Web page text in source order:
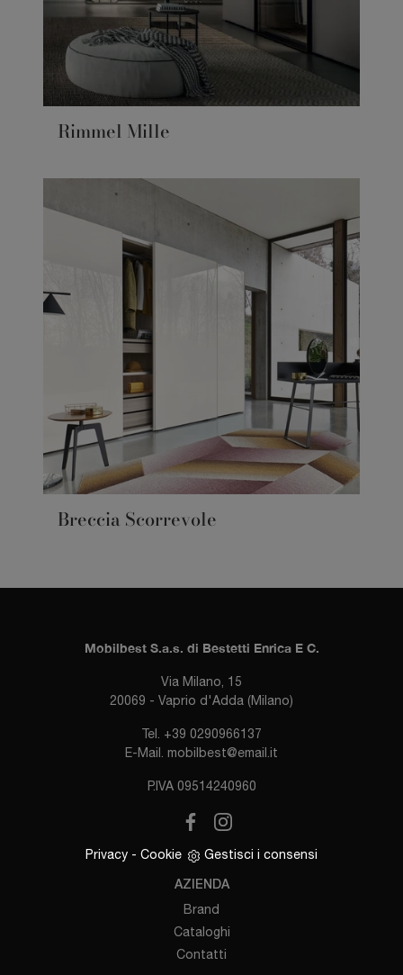
Rimmel Mille
Breccia Scorrevole
Mobilbest S.a.s. di Bestetti Enrica E C.
Via Milano, 15
20069 - Vaprio d'Adda (Milano)
Tel. +39 0290966137
E-Mail. mobilbest@email.it
P.IVA 09514240960
Privacy - Cookie Gestisci i consensi
AZIENDA
Brand
Cataloghi
Contatti